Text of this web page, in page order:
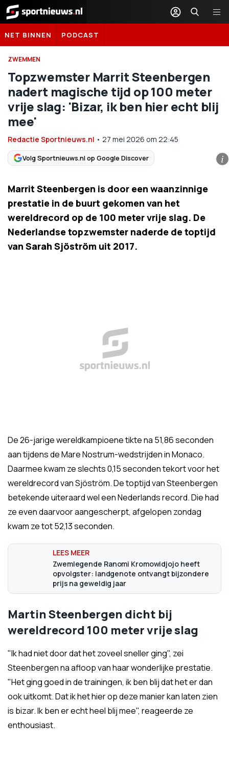
Sportnieuws.nl
NET BINNEN PODCAST
ZWEMMEN
Topzwemster Marrit Steenbergen
nadert magische tijd op 100 meter
vrije slag: 'Bizar, ik ben hier echt blij
mee'
Redactie Sportnieuws.nl • 27 mei 2026 om 22:45
Volg Sportnieuws.nl op Google Discover i
Marrit Steenbergen is door een waanzinnige
prestatie in de buurt gekomen van het
wereldrecord op de 100 meter vrije slag. De
Nederlandse topzwemster naderde de toptijd
van Sarah Sjöström uit 2017.
De 26-jarige wereldkampioene tikte na 51,86 seconden
aan tijdens de Mare Nostrum-wedstrijden in Monaco.
Daarmee kwam ze slechts 0,15 seconden tekort voor het
wereldrecord van Sjöström. De toptijd van Steenbergen
betekende uiteraard wel een Nederlands record. Die had
ze even daarvoor aangescherpt, afgelopen zondag
kwam ze tot 52,13 seconden.
Zwemlegende Ranomi Kromowidjojo heeft
opvolgster: landgenote ontvangt bijzondere
prijs na geweldig jaar
Martin Steenbergen dicht bij
wereldrecord 100 meter vrije slag
"Ik had niet door dat het zoveel sneller ging", zei
Steenbergen na afloop van haar wonderlijke prestatie.
"Het ging goed in de trainingen, ik ben blij dat het er dan
ook uitkomt. Dat ik het hier op deze manier kan laten zien
is bizar. Ik ben er echt heel blij mee", reageerde ze
enthousiast.